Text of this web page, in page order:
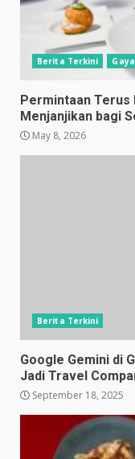
Berita Terkini
Permintaan Terus
Menjanjikan bagi
May 8, 2026
Berita Terkini
Google Gemini di
Jadi Travel
September 18, 2025